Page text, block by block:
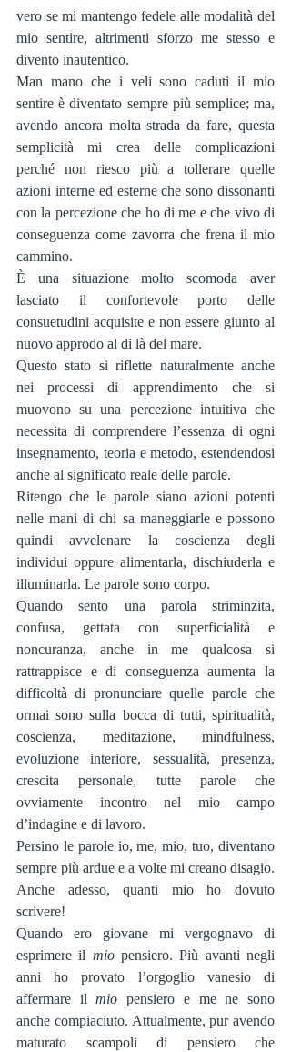
vero se mi mantengo fedele alle modalità del
mio sentire, altrimenti sforzo me stesso e
divento inautentico.
Man mano che i veli sono caduti il mio
sentire è diventato sempre più semplice; ma,
avendo ancora molta strada da fare, questa
semplicità mi crea delle complicazioni
perché non riesco più a tollerare quelle
azioni interne ed esterne che sono dissonanti
con la percezione che ho di me e che vivo di
conseguenza come zavorra che frena il mio
cammino.
È una situazione molto scomoda aver
lasciato il confortevole porto delle
consuetudini acquisite e non essere giunto al
nuovo approdo al di là del mare.
Questo stato si riflette naturalmente anche
nei processi di apprendimento che si
muovono su una percezione intuitiva che
necessita di comprendere l’essenza di ogni
insegnamento, teoria e metodo, estendendosi
anche al significato reale delle parole.
Ritengo che le parole siano azioni potenti
nelle mani di chi sa maneggiarle e possono
quindi avvelenare la coscienza degli
individui oppure alimentarla, dischiuderla e
illuminarla. Le parole sono corpo.
Quando sento una parola striminzita,
confusa, gettata con superficialità e
noncuranza, anche in me qualcosa si
rattrappisce e di conseguenza aumenta la
difficoltà di pronunciare quelle parole che
ormai sono sulla bocca di tutti, spiritualità,
coscienza, meditazione, mindfulness,
evoluzione interiore, sessualità, presenza,
crescita personale, tutte parole che
ovviamente incontro nel mio campo
d’indagine e di lavoro.
Persino le parole io, me, mio, tuo, diventano
sempre più ardue e a volte mi creano disagio.
Anche adesso, quanti mio ho dovuto
scrivere!
Quando ero giovane mi vergognavo di
esprimere il mio pensiero. Più avanti negli
anni ho provato l’orgoglio vanesio di
affermare il mio pensiero e me ne sono
anche compiaciuto. Attualmente, pur avendo
maturato scampoli di pensiero che